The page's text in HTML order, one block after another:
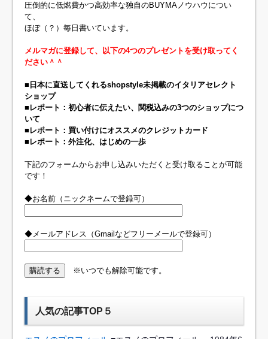
圧倒的に低燃費かつ高効率な独自のBUYMAノウハウについ
て、
ほぼ（？）毎日書いています。
メルマガに登録して、以下の4つのプレゼントを受け取ってく
ださい＾＾
■日本に直送してくれるshopstyle未掲載のイタリアセレクト
ショップ
■レポート：初心者に伝えたい、関税込みの3つのショップにつ
いて
■レポート：買い付けにオススメのクレジットカード
■レポート：外注化、はじめの一歩
下記のフォームからお申し込みいただくと受け取ることが可能
です！
◆お名前（ニックネームで登録可）
◆メールアドレス（Gmailなどフリーメールで登録可）
※いつでも解除可能です。
人気の記事TOP５